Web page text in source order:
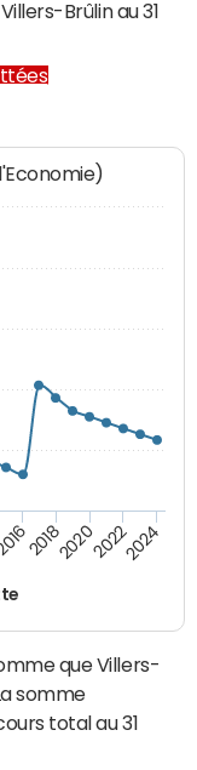
Brûlin au 31
2018202020222024
que Villers-
somme
total au 31